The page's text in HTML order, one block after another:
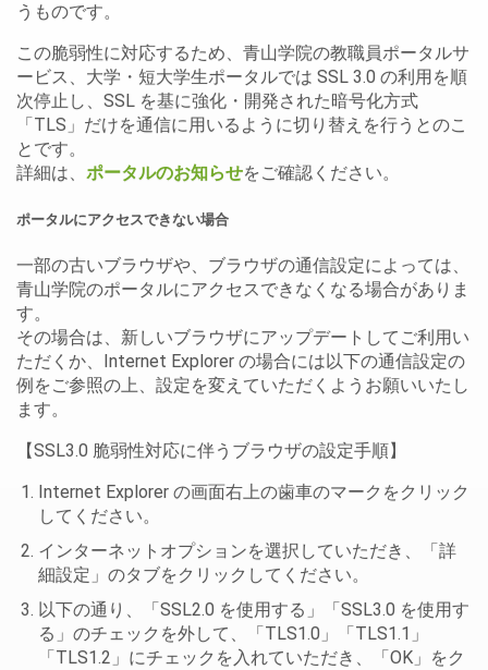
うものです。
この脆弱性に対応するため、青山学院の教職員ポータルサ
ービス、大学・短大学生ポータルでは SSL 3.0 の利用を順
次停止し、SSL を基に強化・開発された暗号化方式
「TLS」だけを通信に用いるように切り替えを行うとのこ
とです。
詳細は、 ポータルのお知らせをご確認ください。
ポータルにアクセスできない場合
一部の古いブラウザや、ブラウザの通信設定によっては、
青山学院のポータルにアクセスできなくなる場合がありま
す。
その場合は、新しいブラウザにアップデートしてご利用い
ただくか、Internet Explorer の場合には以下の通信設定の
例をご参照の上、設定を変えていただくようお願いいたし
ます。
【SSL3.0 脆弱性対応に伴うブラウザの設定手順】
Internet Explorer の画面右上の歯車のマークをクリック
してください。
インターネットオプションを選択していただき、「詳
細設定」のタブをクリックしてください。
以下の通り、「SSL2.0 を使用する」「SSL3.0 を使用す
る」のチェックを外して、「TLS1.0」「TLS1.1」
「TLS1.2」にチェックを入れていただき、「OK」をク